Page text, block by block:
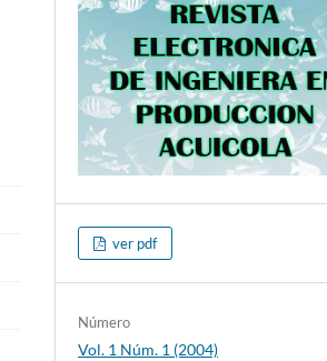
ver pdf
Número
Vol. 1 Núm. 1 (2004)